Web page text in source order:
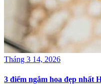
Tháng 3 14, 2026
3 điểm ngắm hoa đẹp nhất